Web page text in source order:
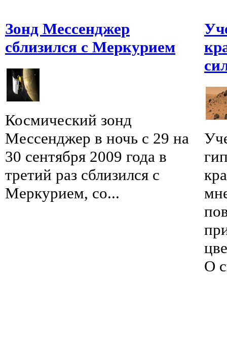
Зонд Мессенджер
сблизился с Меркурием
Космический зонд
Мессенджер в ночь с 29 на
30 сентября 2009 года в
третий раз сблизился с
Меркурием, со...
О